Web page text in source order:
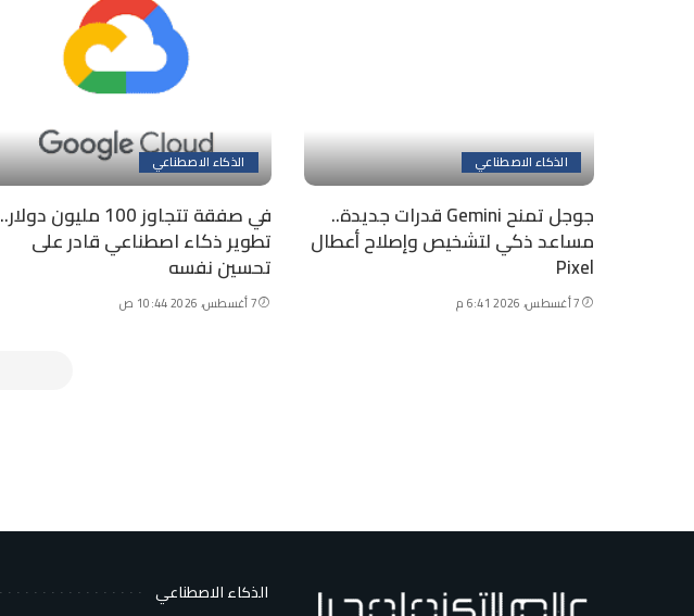
الذكاء الاصطناعي
جوجل تمنح Gemini قدرات جديدة..
مساعد ذكي لتشخيص وإصلاح أعطال
Pixel
7 أغسطس، 2026 6:41 م
الذكاء الاصطناعي
في صفقة تتجاوز 100 مليون دولار..
تطوير ذكاء اصطناعي قادر على
تحسين نفسه
7 أغسطس، 2026 10:44 ص
الذكاء الاصطناعي